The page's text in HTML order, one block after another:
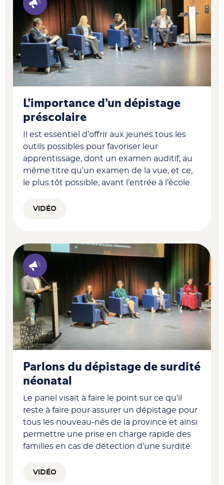
L’importance d’un dépistage
préscolaire
Il est essentiel d’offrir aux jeunes tous les
outils possibles pour favoriser leur
apprentissage, dont un examen auditif, au
même titre qu’un examen de la vue, et ce,
le plus tôt possible, avant l’entrée à l’école.
VIDÉO
Parlons du dépistage de surdité
néonatal
Le panel visait à faire le point sur ce qu’il
reste à faire pour assurer un dépistage pour
tous les nouveau-nés de la province et ainsi
permettre une prise en charge rapide des
familles en cas de détection d’une surdité.
VIDÉO